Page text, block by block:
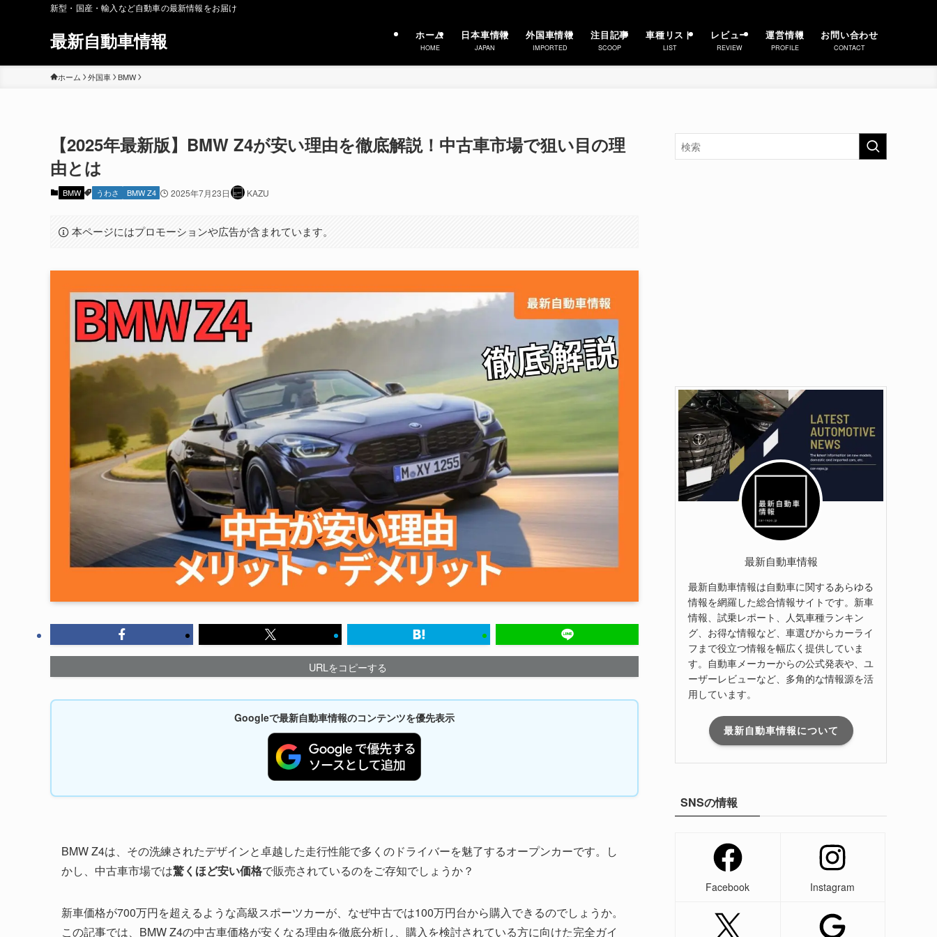
新型・国産・輸入など自動車の最新情報をお届け
最新自動車情報 ホーム
HOME
日本車情報
JAPAN
外国車情報
IMPORTED
注目記事
SCOOP
車種リスト
LIST
レビュー
REVIEW
運営情報
PROFILE
お問い合わせ
CONTACT
ホーム 外国車 BMW
【2025年最新版】BMW Z4が安い理由を徹底解説！中古車市場で狙い目の理
由とは
BMW うわさ BMW Z4 2025年7月23日 KAZU
本ページにはプロモーションや広告が含まれています。
URLをコピーする
Googleで最新自動車情報のコンテンツを優先表示
BMW Z4は、その洗練されたデザインと卓越した走行性能で多くのドライバーを魅了するオープンカーです。し
かし、中古車市場では驚くほど安い価格で販売されているのをご存知でしょうか？
新車価格が700万円を超えるような高級スポーツカーが、なぜ中古では100万円台から購入できるのでしょうか。
この記事では、BMW Z4の中古車価格が安くなる理由を徹底分析し、購入を検討されている方に向けた完全ガイ
最新自動車情報
最新自動車情報は自動車に関するあらゆる
情報を網羅した総合情報サイトです。新車
情報、試乗レポート、人気車種ランキン
グ、お得な情報など、車選びからカーライ
フまで役立つ情報を幅広く提供していま
す。自動車メーカーからの公式発表や、ユ
ーザーレビューなど、多角的な情報源を活
用しています。
最新自動車情報について
SNSの情報
Facebook Instagram